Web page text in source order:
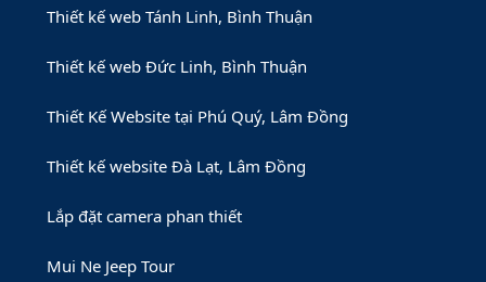
Thiết kế web Tánh Linh, Bình Thuận
Thiết kế web Đức Linh, Bình Thuận
Thiết Kế Website tại Phú Quý, Lâm Đồng
Thiết kế website Đà Lạt, Lâm Đồng
Lắp đặt camera phan thiết
Mui Ne Jeep Tour